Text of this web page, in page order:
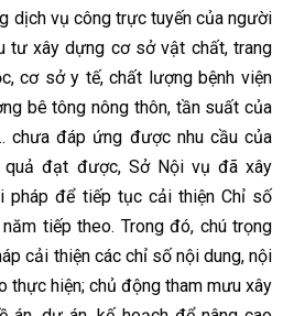
dịch vụ công trực tuyến của người
tư xây dựng cơ sở vật chất, trang
cơ sở y tế, chất lượng bệnh viện
bê tông nông thôn, tần suất của
chưa đáp ứng được nhu cầu của
quả đạt được, Sở Nội vụ đã xây
pháp để tiếp tục cải thiện Chỉ số
tiếp theo. Trong đó, chú trọng
cải thiện các chỉ số nội dung, nội
thực hiện; chủ động tham mưu xây